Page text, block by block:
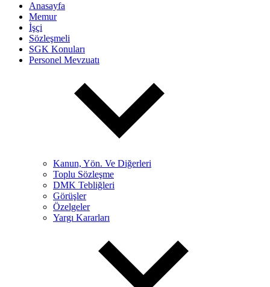
Anasayfa
Memur
İşçi
Sözleşmeli
SGK Konuları
Personel Mevzuatı
Kanun, Yön. Ve Diğerleri
Toplu Sözleşme
DMK Tebliğleri
Görüşler
Özelgeler
Yargı Kararları